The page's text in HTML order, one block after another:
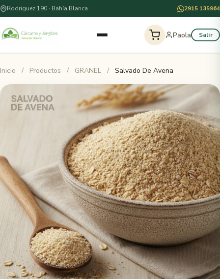
Rodriguez 190 · Bahía Blanca 2915 135964
Paola Salir
Inicio / Productos / GRANEL / Salvado De Avena